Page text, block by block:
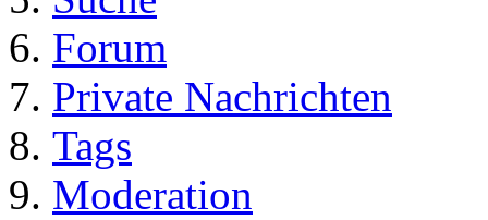
Forum
Private Nachrichten
Tags
Moderation